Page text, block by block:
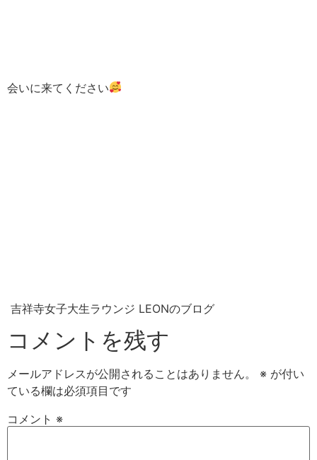
会いに来てください
吉祥寺女子大生ラウンジ LEONのブログ
コメントを残す
メールアドレスが公開されることはありません。 ※ が付い
ている欄は必須項目です
コメント ※